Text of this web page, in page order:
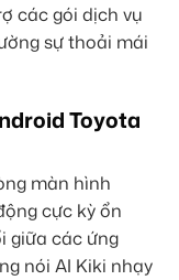
các gói dịch vụ
sự thoải mái
Toyota
màn hình
cực kỳ ổn
giữa các ứng
nói AI Kiki nhạy